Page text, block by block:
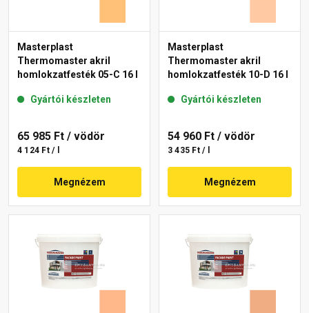
Masterplast
Thermomaster akril
homlokzatfesték 05-C 16 l
Gyártói készleten
65 985 Ft / vödör
4 124 Ft / l
Megnézem
Masterplast
Thermomaster akril
homlokzatfesték 10-D 16 l
Gyártói készleten
54 960 Ft / vödör
3 435 Ft / l
Megnézem